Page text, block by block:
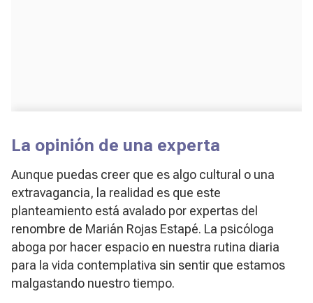
La opinión de una experta
Aunque puedas creer que es algo cultural o una
extravagancia, la realidad es que este
planteamiento está avalado por expertas del
renombre de Marián Rojas Estapé. La psicóloga
aboga por hacer espacio en nuestra rutina diaria
para la vida contemplativa sin sentir que estamos
malgastando nuestro tiempo.